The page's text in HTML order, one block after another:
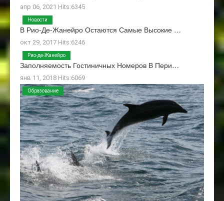
апр 06, 2021 Hits:6345
В Рио-Де-Жанейро Остаются Самые Высокие …
окт 29, 2017 Hits:6246
Новости
Заполняемость Гостиничных Номеров В Пери…
янв 11, 2018 Hits:6069
Рио-де-Жанейро
Образование